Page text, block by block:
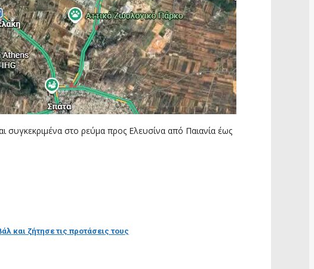
συγκεκριμένα στο ρεύμα προς Ελευσίνα από Παιανία έως
και ζήτησε τις προτάσεις τους